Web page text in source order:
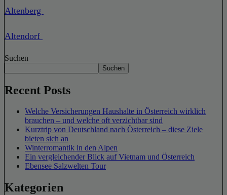
Altenberg
Altendorf
Suchen
Suchen
Recent Posts
Welche Versicherungen Haushalte in Österreich wirklich
brauchen – und welche oft verzichtbar sind
Kurztrip von Deutschland nach Österreich – diese Ziele
bieten sich an
Winterromantik in den Alpen
Ein vergleichender Blick auf Vietnam und Österreich
Ebensee Salzwelten Tour
Kategorien